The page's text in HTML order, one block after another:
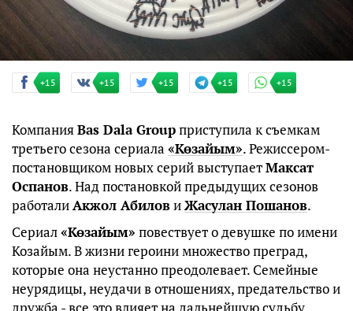
+15 +15 +15 +15 +15
КомпанияBas Dala Groupприступила к съемкам
третьего сезона сериала «Көзайым». Режиссером-
постановщиком новых серий выступаетМаксат
Оспанов. Над постановкой предыдущих сезонов
работалиАкжол АбиловиЖасулан Пошанов.
Сериал«Көзайым» повествует о девушке по имени
Козайым. В жизни героини множество преград,
которые она неустанно преодолевает. Семейные
неурядицы, неудачи в отношениях, предательство и
дружба - все это влияет на дальнейшую судьбу